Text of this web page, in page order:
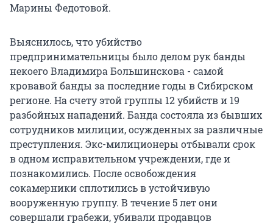
Марины Федотовой.
Выяснилось, что убийство
предпринимательницы было делом рук банды
некоего Владимира Большинскова - самой
кровавой банды за последние годы в Сибирском
регионе. На счету этой группы 12 убийств и 19
разбойных нападений. Банда состояла из бывших
сотрудников милиции, осужденных за различные
преступления. Экс-милиционеры отбывали срок
в одном исправительном учреждении, где и
познакомились. После освобождения
сокамерники сплотились в устойчивую
вооруженную группу. В течение 5 лет они
совершали грабежи, убивали продавцов